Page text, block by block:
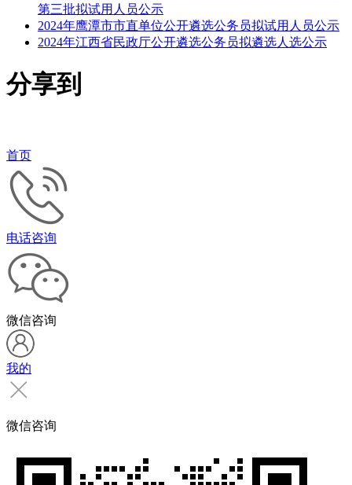
第三批拟试用人员公示
2024年鹰潭市市直单位公开遴选公务员拟试用人员公示
2024年江西省民政厅公开遴选公务员拟遴选人选公示
分享到
首页
电话咨询
微信咨询
我的
微信咨询